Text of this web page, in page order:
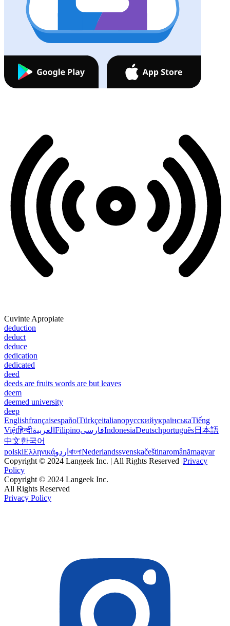
Cuvinte Apropiate
deduction
deduct
deduce
dedication
dedicated
deed
deeds are fruits words are but leaves
deem
deemed university
deep
EnglishfrançaisespañolTürkçeitalianoрусскийукраїнськаTiếng
Việtहिन्दीالعربية FilipinoفارسیIndonesiaDeutschportuguês日本語
中文한국어
polskiΕλληνικάاردو বাংলাNederlandssvenskačeštinaromânămagyar
Copyright © 2024 Langeek Inc. | All Rights Reserved |Privacy
Policy
Copyright © 2024 Langeek Inc.
All Rights Reserved
Privacy Policy